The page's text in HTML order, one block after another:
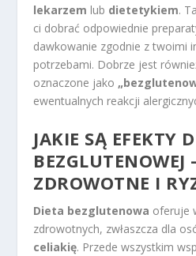
lekarzem lub dietetykiem.
ci dobrać odpowiednie
dawkowanie zgodnie z twoimi
potrzebami. Dobrze jest
oznaczone jako
ewentualnych reakcji
JAKIE SĄ EFEKTY
BEZGLUTENOWEJ
ZDROWOTNE I
Dieta bezglutenowa oferuje
zdrowotnych, zwłaszcza dla
celiakię. Przede wszystkim